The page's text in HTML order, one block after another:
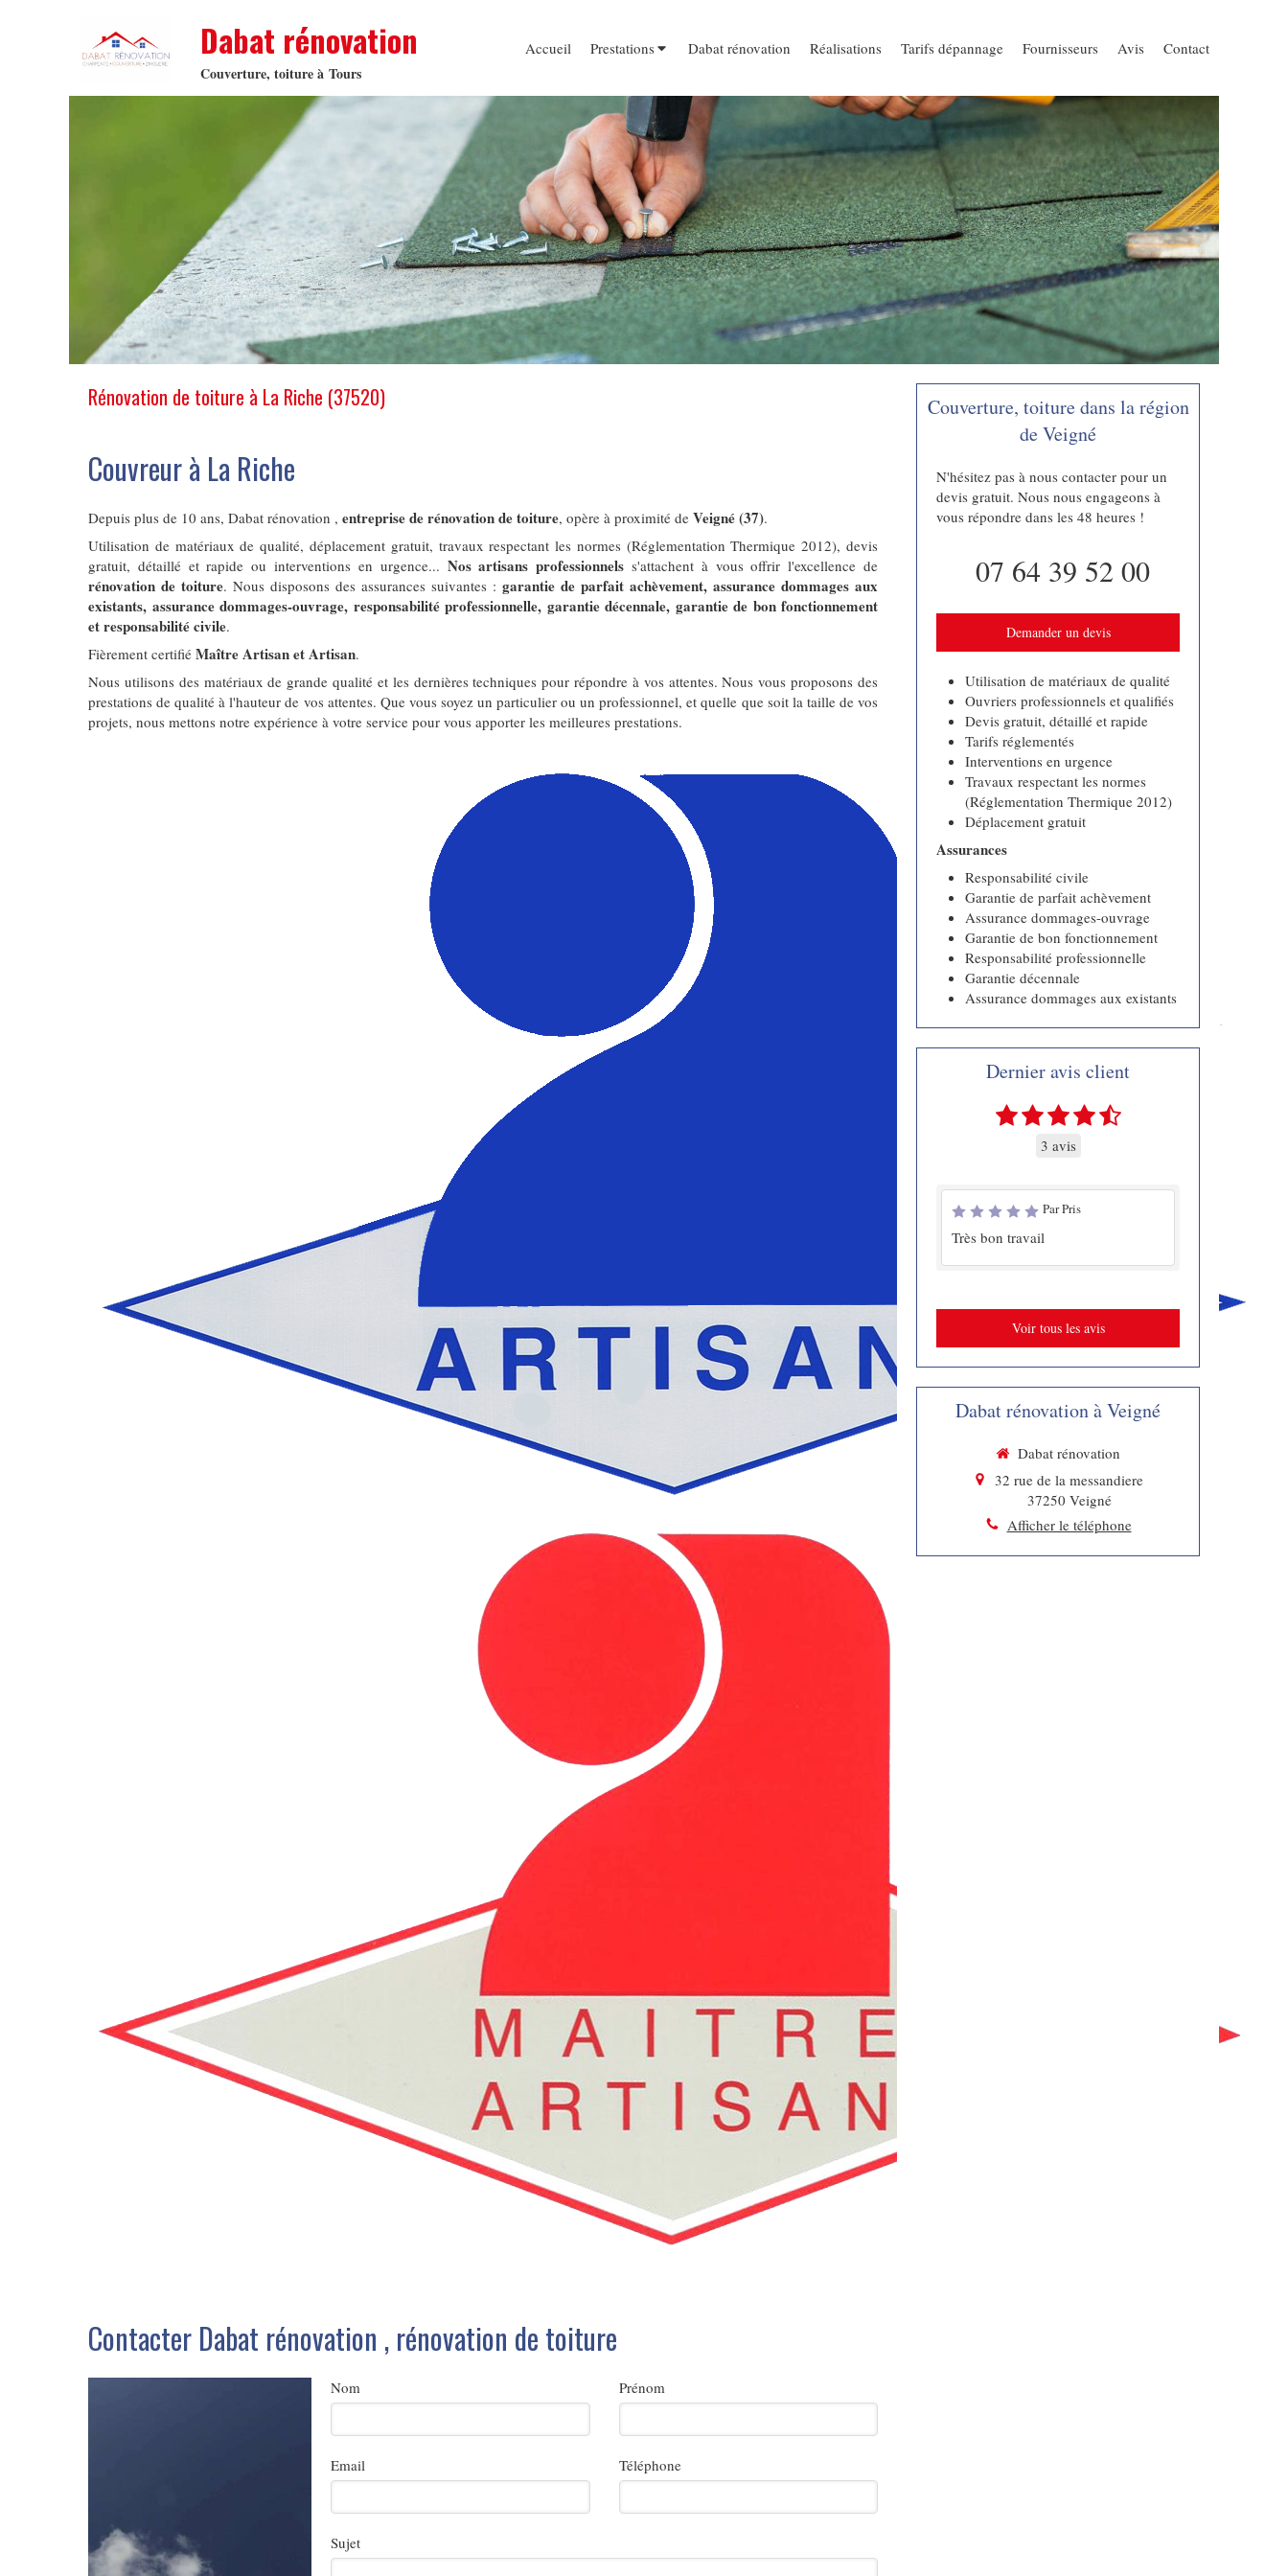
Accueil Prestations Dabat rénovation Réalisations Tarifs dépannage Fournisseurs Avis Contact
Dabat rénovation
Couverture, toiture à Tours
Rénovation de toiture à La Riche (37520)
Couvreur à La Riche
Depuis plus de 10 ans, Dabat rénovation , entreprise de rénovation de toiture, opère à proximité de Veigné (37).
Utilisation de matériaux de qualité, déplacement gratuit, travaux respectant les normes (Réglementation Thermique 2012), devis
gratuit, détaillé et rapide ou interventions en urgence... Nos artisans professionnels s'attachent à vous offrir l'excellence de
rénovation de toiture. Nous disposons des assurances suivantes : garantie de parfait achèvement, assurance dommages aux
existants, assurance dommages-ouvrage, responsabilité professionnelle, garantie décennale, garantie de bon fonctionnement
et responsabilité civile.
Fièrement certifié Maître Artisan et Artisan.
Nous utilisons des matériaux de grande qualité et les dernières techniques pour répondre à vos attentes. Nous vous proposons des
prestations de qualité à l'hauteur de vos attentes. Que vous soyez un particulier ou un professionnel, et quelle que soit la taille de vos
projets, nous mettons notre expérience à votre service pour vous apporter les meilleures prestations.
Contacter Dabat rénovation , rénovation de toiture
Nom Prénom
Email Téléphone
Sujet
Couverture, toiture dans la région
de Veigné
N'hésitez pas à nous contacter pour un
devis gratuit. Nous nous engageons à
vous répondre dans les 48 heures !
07 64 39 52 00
Demander un devis
Utilisation de matériaux de qualité
Ouvriers professionnels et qualifiés
Devis gratuit, détaillé et rapide
Tarifs réglementés
Interventions en urgence
Travaux respectant les normes
(Réglementation Thermique 2012)
Déplacement gratuit
Assurances
Responsabilité civile
Garantie de parfait achèvement
Assurance dommages-ouvrage
Garantie de bon fonctionnement
Responsabilité professionnelle
Garantie décennale
Assurance dommages aux existants
Dernier avis client
3 avis
Par Pris
Très bon travail
Voir tous les avis
Dabat rénovation à Veigné
Dabat rénovation
32 rue de la messandiere
37250 Veigné
Afficher le téléphone